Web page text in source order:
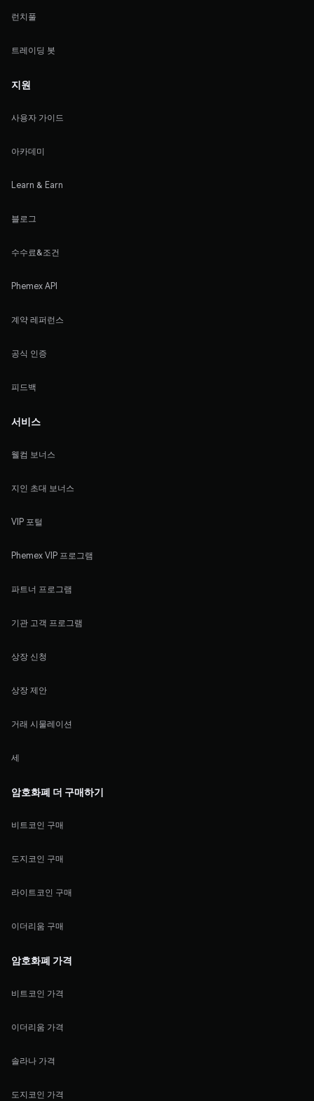
런치풀
트레이딩 봇
지원
사용자 가이드
아카데미
Learn & Earn
블로그
수수료&조건
Phemex API
계약 레퍼런스
공식 인증
피드백
서비스
웰컴 보너스
지인 초대 보너스
VIP 포털
Phemex VIP 프로그램
파트너 프로그램
기관 고객 프로그램
상장 신청
상장 제안
거래 시물레이션
세
암호화폐 더 구매하기
비트코인 구매
도지코인 구매
라이트코인 구매
이더리움 구매
암호화폐 가격
비트코인 가격
이더리움 가격
솔라나 가격
도지코인 가격